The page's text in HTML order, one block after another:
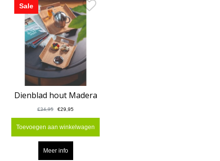
Sale
Dienblad hout Madera
€34,95 €29,95
Toevoegen aan winkelwagen
Meer info